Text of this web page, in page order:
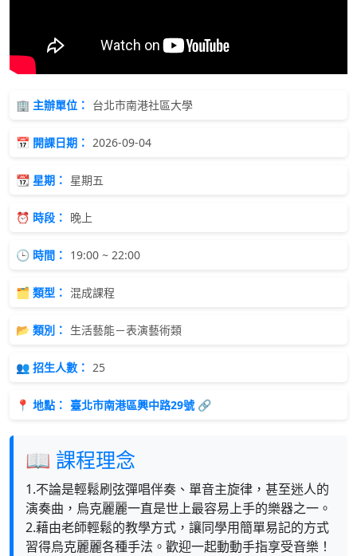
🏢 主辦單位： 台北市南港社區大學
📅 開課日期： 2026-09-04
📆 星期： 星期五
⏰ 時段： 晚上
🕒 時間： 19:00 ~ 22:00
🗂 類型： 混成課程
📂 類別： 生活藝能－表演藝術類
👥 招生人數： 25
📍 地點： 臺北市南港區興中路29號 🔗
📖 課程理念
1.不論是輕鬆刷弦彈唱伴奏、單音主旋律，甚至迷人的
演奏曲，烏克麗麗一直是世上最容易上手的樂器之一。
2.藉由老師輕鬆的教學方式，讓同學用簡單易記的方式
習得烏克麗麗各種手法。歡迎一起動動手指享受音樂！